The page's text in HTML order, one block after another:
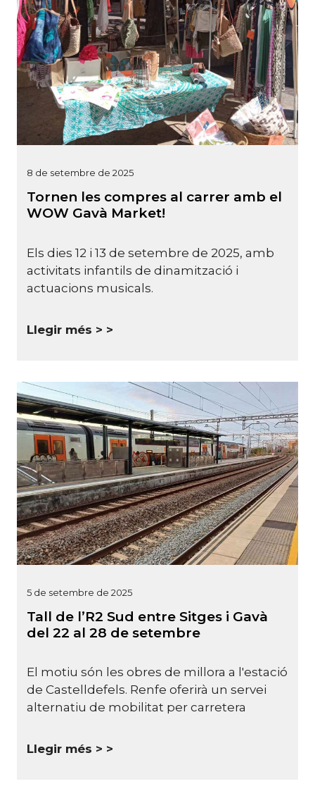
8 de setembre de 2025
Tornen les compres al carrer amb el
WOW Gavà Market!
Els dies 12 i 13 de setembre de 2025, amb
activitats infantils de dinamització i
actuacions musicals.
Llegir més >
5 de setembre de 2025
Tall de l’R2 Sud entre Sitges i Gavà
del 22 al 28 de setembre
El motiu són les obres de millora a l'estació
de Castelldefels. Renfe oferirà un servei
alternatiu de mobilitat per carretera
Llegir més >